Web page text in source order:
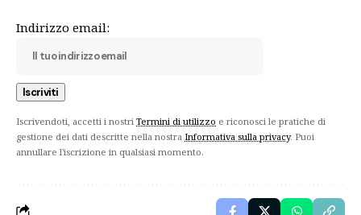
Indirizzo email:
Iscrivendoti, accetti i nostri Termini di utilizzo e riconosci le pratiche di
gestione dei dati descritte nella nostra Informativa sulla privacy. Puoi
annullare l'iscrizione in qualsiasi momento.